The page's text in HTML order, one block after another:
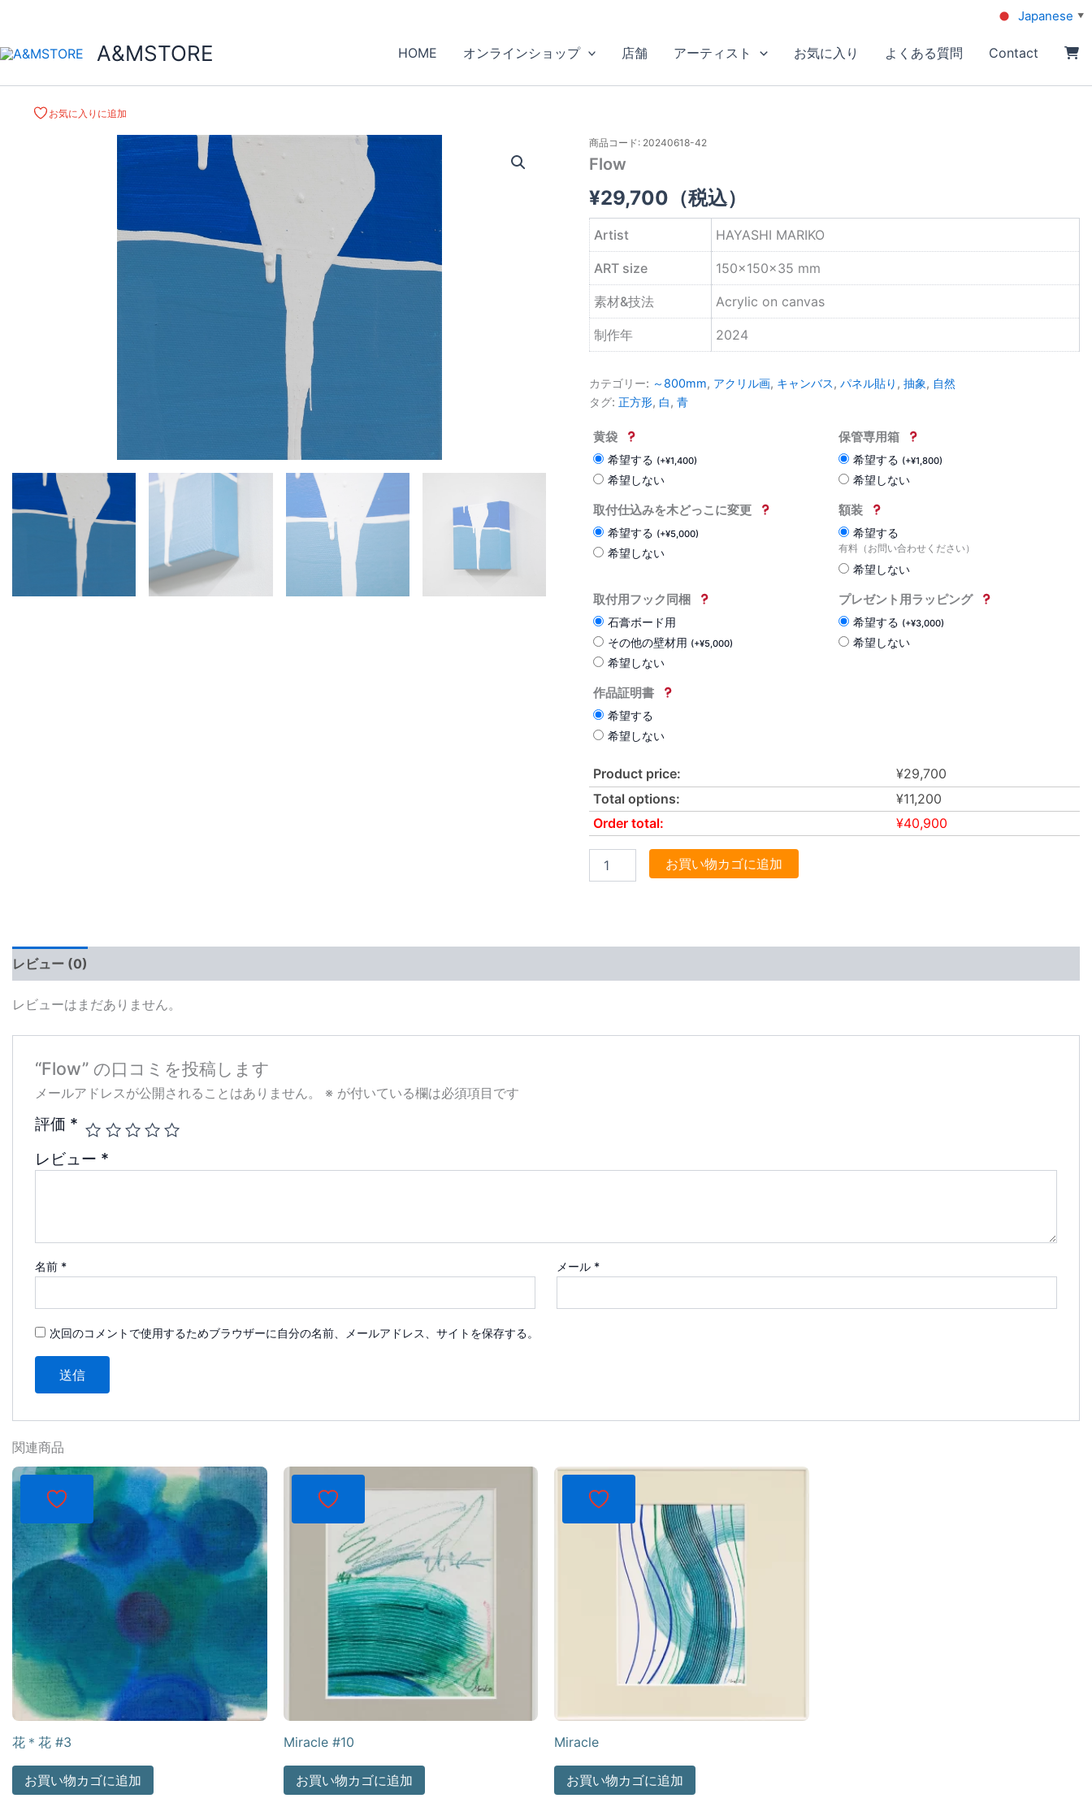
A&MSTORE HOME オンラインショップ 店舗 アーティスト お気に入り よくある質問 Contact
お気に入りに追加
商品コード: 20240618-42
Flow
¥29,700 （税込）
Artist HAYASHI MARIKO
ART size 150×150×35 mm
素材&技法 Acrylic on canvas
制作年 2024
カテゴリー: ～800mm, アクリル画, キャンバス, パネル貼り , 抽象, 自然
タグ: 正方形, 白, 青
黄袋
希望する (+¥1,400)
希望しない
保管専用箱
希望する (+¥1,800)
希望しない
取付仕込みを木どっこに変更
希望する (+¥5,000)
希望しない
額装
希望する
有料（お問い合わせください）
希望しない
取付用フック同梱
石膏ボード用
その他の壁材用 (+¥5,000)
希望しない
プレゼント用ラッピング
希望する (+¥3,000)
希望しない
作品証明書
希望する
希望しない
Product price: ¥29,700
Total options:
¥11,200
Order total:
¥40,900
お買い物カゴに追加
レビュー (0)
レビューはまだありません。
“Flow” の口コミを投稿します
メールアドレスが公開されることはありません。 ※ が付いている欄は必須項目です
評価 *
レビュー *
名前 * メール *
次回のコメントで使用するためブラウザーに自分の名前、メールアドレス、サイトを保存する。
関連商品
花＊花 #3
お買い物カゴに追加
Miracle #10
お買い物カゴに追加
Miracle
お買い物カゴに追加
Japanese ▼